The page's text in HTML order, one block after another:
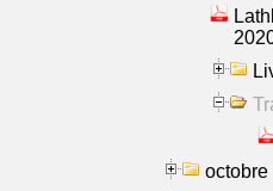
octobre